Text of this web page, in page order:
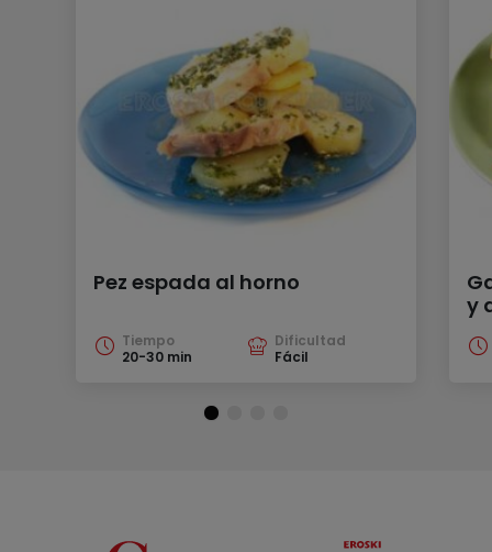
Pez espada al horno
Tiempo
20-30 min
Dificultad
Fácil
y